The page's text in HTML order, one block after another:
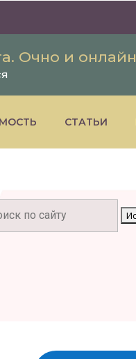
Очно и онлайн
СТАТЬИ